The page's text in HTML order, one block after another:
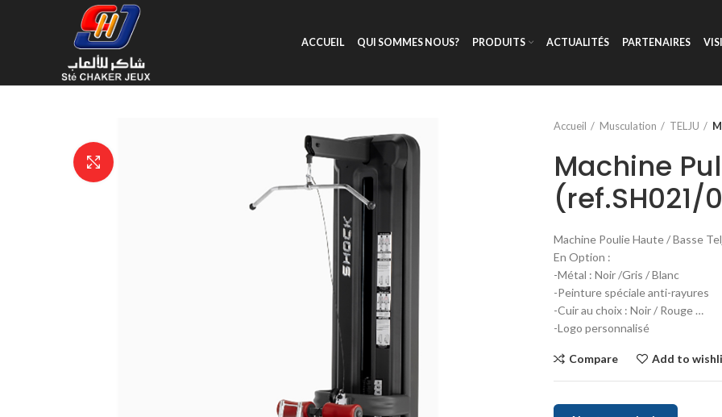
ACCUEIL QUI SOMMES NOUS? PRODUITS ACTUALITÉS PARTENAIRES
Accueil Musculation TELJU
Machine
(ref.SH021/
Machine Poulie Haute / Basse
En Option :
-Métal : Noir /Gris / Blanc
-Peinture spéciale anti-rayures
-Cuir au choix : Noir / Rouge …
-Logo personnalisé
Compare Add to